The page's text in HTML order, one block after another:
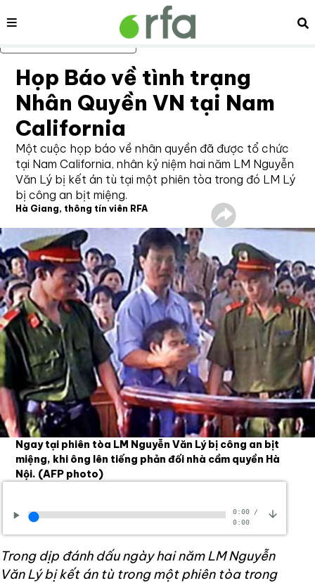
Bỏ qua nội dung chính
Nội dung
Họp Báo về tình trạng
Nhân Quyền VN tại Nam
California
Một cuộc họp báo về nhân quyền đã được tổ chức
tại Nam California, nhân kỷ niệm hai năm LM Nguyễn
Văn Lý bị kết án tù tại một phiên tòa trong đó LM Lý
bị công an bịt miệng.
Hà Giang, thông tín viên RFA
Ngay tại phiên tòa LM Nguyễn Văn Lý bị công an bịt
miệng, khi ông lên tiếng phản đối nhà cầm quyền Hà
Nội. (AFP photo)
0:00/
0:00
Trong dịp đánh dấu ngày hai năm LM Nguyễn
Văn Lý bị kết án tù trong một phiên tòa trong